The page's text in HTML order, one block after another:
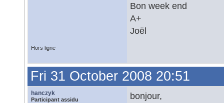
Bon week end
A+
Joël
Hors ligne
Fri 31 October 2008 20:51
hanczyk
Participant assidu
bonjour,